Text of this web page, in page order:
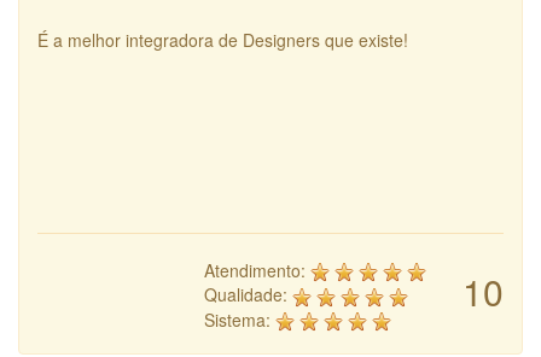
É a melhor integradora de Designers que existe!
10
Atendimento:
Qualidade:
Sistema: